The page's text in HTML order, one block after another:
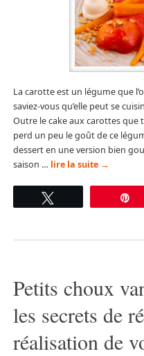
La carotte est un légume que
saviez-vous qu’elle peut se
Outre le cake aux carottes que
perd un peu le goût de ce
dessert en une version bien
saison … lire la suite →
Petits choux
les secrets de
réalisation de